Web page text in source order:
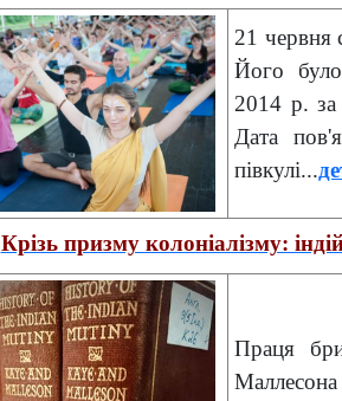
21 червня
Його
2014 р. за
Дата
півкулі...
Крізь призму колоніалізму:
Праця